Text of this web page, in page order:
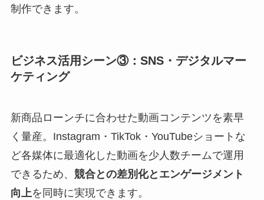
制作できます。
ビジネス活用シーン③：SNS・デジタルマー
ケティング
新商品ローンチに合わせた動画コンテンツを素早
く量産。Instagram・TikTok・YouTubeショートな
ど各媒体に最適化した動画を少人数チームで運用
できるため、 競合との差別化とエンゲージメント
向上を同時に実現できます。